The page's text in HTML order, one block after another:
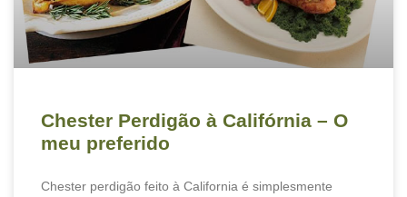
Chester Perdigão à Califórnia – O
meu preferido
Chester perdigão feito à California é simplesmente